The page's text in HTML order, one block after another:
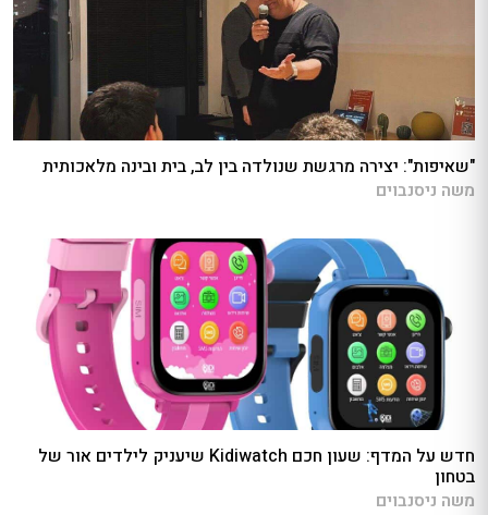
"שאיפות": יצירה מרגשת שנולדה בין לב, בית ובינה מלאכותית
משה ניסנבוים
חדש על המדף: שעון חכם Kidiwatch שיעניק לילדים אור של
בטחון
משה ניסנבוים